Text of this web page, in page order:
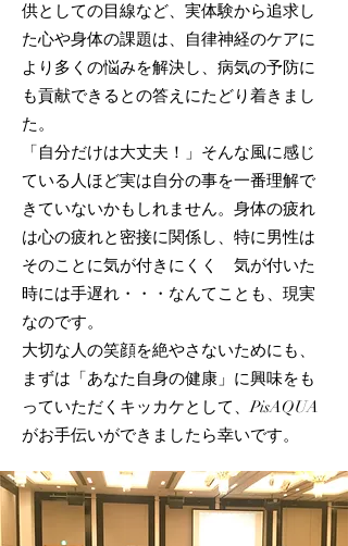
供としての目線など、実体験から追求し
た心や身体の課題は、自律神経のケアに
より多くの悩みを解決し、病気の予防に
も貢献できるとの答えにたどり着きまし
た。​
「自分だけは大丈夫！」そんな風に感じ
ている人ほど実は自分の事を一番理解で
きていないかもしれません。​身体の疲れ
は心の疲れと密接に関係し、特に男性は
そのことに気が付きにくく 気が付いた
時には手遅れ・・・なんてことも、現実
なのです。​
大切な人の笑顔を絶やさないためにも、
まずは「あなた自身の健康」に興味をも
っていただくキッカケとして、PisAQUA
がお手伝いができましたら幸いです。